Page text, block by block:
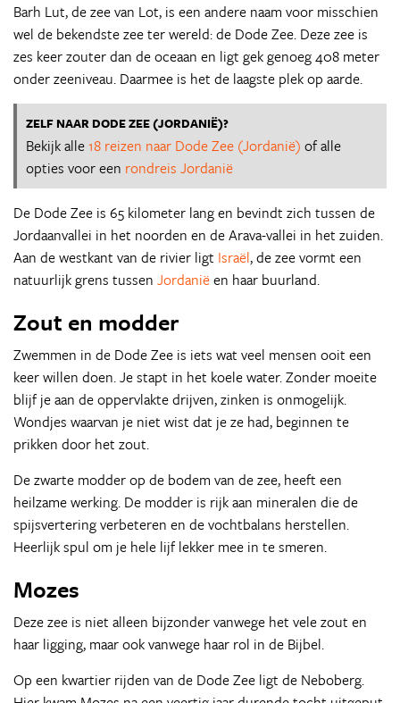
Barh Lut, de zee van Lot, is een andere naam voor misschien
wel de bekendste zee ter wereld: de Dode Zee. Deze zee is
zes keer zouter dan de oceaan en ligt gek genoeg 408 meter
onder zeeniveau. Daarmee is het de laagste plek op aarde.
ZELF NAAR DODE ZEE (JORDANIË)?
Bekijk alle18 reizen naar Dode Zee (Jordanië) of alle
opties voor een rondreis Jordanië
De Dode Zee is 65 kilometer lang en bevindt zich tussen de
Jordaanvallei in het noorden en de Arava-vallei in het zuiden.
Aan de westkant van de rivier ligt Israël, de zee vormt een
natuurlijk grens tussen Jordaniëen haar buurland.
Zout en modder
Zwemmen in de Dode Zee is iets wat veel mensen ooit een
keer willen doen. Je stapt in het koele water. Zonder moeite
blijf je aan de oppervlakte drijven, zinken is onmogelijk.
Wondjes waarvan je niet wist dat je ze had, beginnen te
prikken door het zout.
De zwarte modder op de bodem van de zee, heeft een
heilzame werking. De modder is rijk aan mineralen die de
spijsvertering verbeteren en de vochtbalans herstellen.
Heerlijk spul om je hele lijf lekker mee in te smeren.
Mozes
Deze zee is niet alleen bijzonder vanwege het vele zout en
haar ligging, maar ook vanwege haar rol in de Bijbel.
Op een kwartier rijden van de Dode Zee ligt de Neboberg.